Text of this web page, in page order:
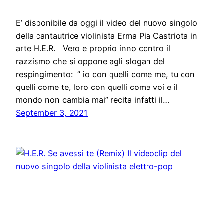
E’ disponibile da oggi il video del nuovo singolo
della cantautrice violinista Erma Pia Castriota in
arte H.E.R. Vero e proprio inno contro il
razzismo che si oppone agli slogan del
respingimento: ” io con quelli come me, tu con
quelli come te, loro con quelli come voi e il
mondo non cambia mai” recita infatti il…
September 3, 2021